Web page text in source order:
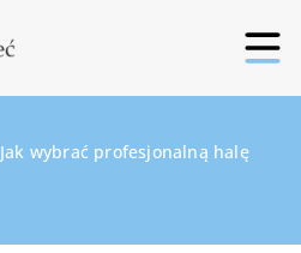
Jak wybrać profesjonalną halę